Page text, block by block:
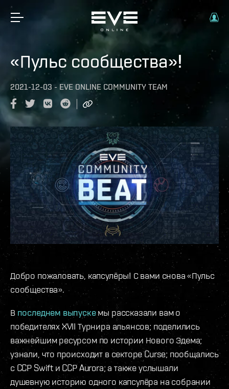
«Пульс сообщества»!
2021-12-03 - EVE ONLINE COMMUNITY TEAM
Добро пожаловать, капсулёры! С вами снова «Пульс
сообщества».
В последнем выпускемы рассказали вам о
победителях XVII Турнира альянсов; поделились
важнейшим ресурсом по истории Нового Эдема;
узнали, что происходит в секторе Curse; пообщались
с CCP Swift и CCP Aurora; а также услышали
душевную историю одного капсулёра на собрании